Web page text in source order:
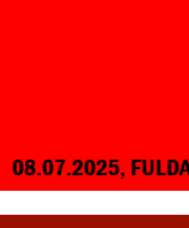
08.07.2025,